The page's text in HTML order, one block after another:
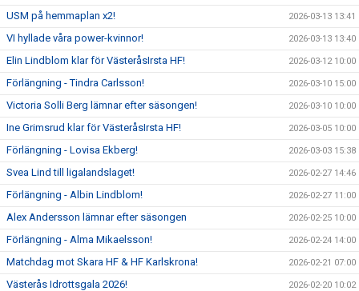
USM på hemmaplan x2! 2026-03-13 13:41
VI hyllade våra power-kvinnor! 2026-03-13 13:40
Elin Lindblom klar för VästeråsIrsta HF! 2026-03-12 10:00
Förlängning - Tindra Carlsson! 2026-03-10 15:00
Victoria Solli Berg lämnar efter säsongen! 2026-03-10 10:00
Ine Grimsrud klar för VästeråsIrsta HF! 2026-03-05 10:00
Förlängning - Lovisa Ekberg! 2026-03-03 15:38
Svea Lind till ligalandslaget! 2026-02-27 14:46
Förlängning - Albin Lindblom! 2026-02-27 11:00
Alex Andersson lämnar efter säsongen 2026-02-25 10:00
Förlängning - Alma Mikaelsson! 2026-02-24 14:00
Matchdag mot Skara HF & HF Karlskrona! 2026-02-21 07:00
Västerås Idrottsgala 2026! 2026-02-20 10:02